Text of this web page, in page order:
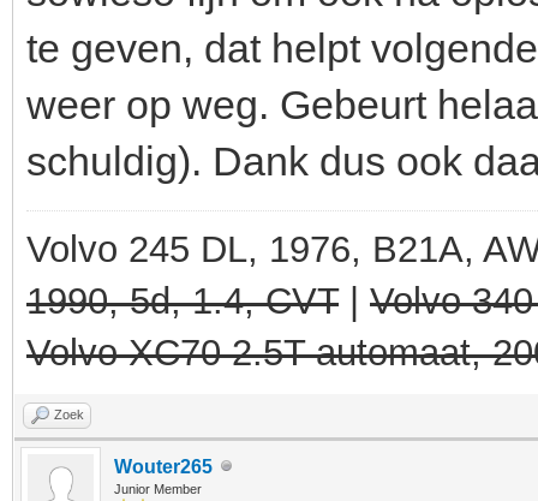
te geven, dat helpt
weer op weg. Gebeurt
schuldig). Dank dus ook
Volvo 245 DL, 1976, B21A,
1990, 5d, 1.4, CVT| Volvo
Volvo XC70 2.5T automaat,
Zoek
Wouter265
Junior Member